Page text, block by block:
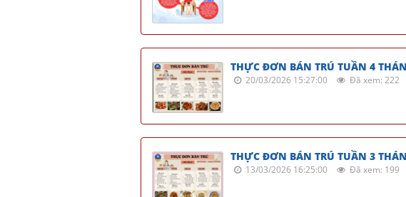
THỰC ĐƠN BÁN TRÚ TUẦN 4
20/03/2026 15:27:00 Đã xem: 222
THỰC ĐƠN BÁN TRÚ TUẦN 3
13/03/2026 16:25:00 Đã xem: 199